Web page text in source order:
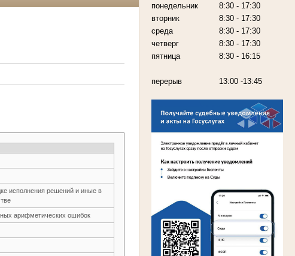
понедельник
вторник
среда
четверг
пятница
перерыв
8:30 - 17:30
8:30 - 17:30
8:30 - 17:30
8:30 - 17:30
8:30 - 16:15
13:00 -13:45
исполнения решений и иные в
арифметических ошибок